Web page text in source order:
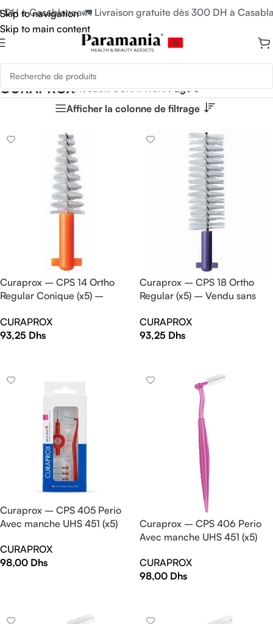
Skip to navigation
Skip to main content
à Casablanca🚛 Livraison gratuite dès 300 DH à
CURAPROXAccueil/CURAPROX/Page 3
Afficher la colonne de filtrage
Curaprox – CPS 14 Ortho
Regular Conique (x5) –
CURAPROX
93,25 Dhs
Curaprox – CPS 18 Ortho
Regular (x5) – Vendu sans
CURAPROX
93,25 Dhs
Curaprox – CPS 405 Perio
Avec manche UHS 451 (x5)
CURAPROX
98,00 Dhs
Curaprox – CPS 406 Perio
Avec manche UHS 451 (x5)
CURAPROX
98,00 Dhs